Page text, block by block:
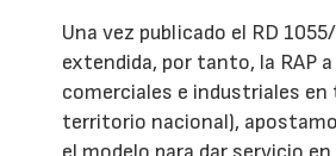
Una vez publicado el RD
extendida, por tanto, la RAP
comerciales e industriales en
territorio nacional),